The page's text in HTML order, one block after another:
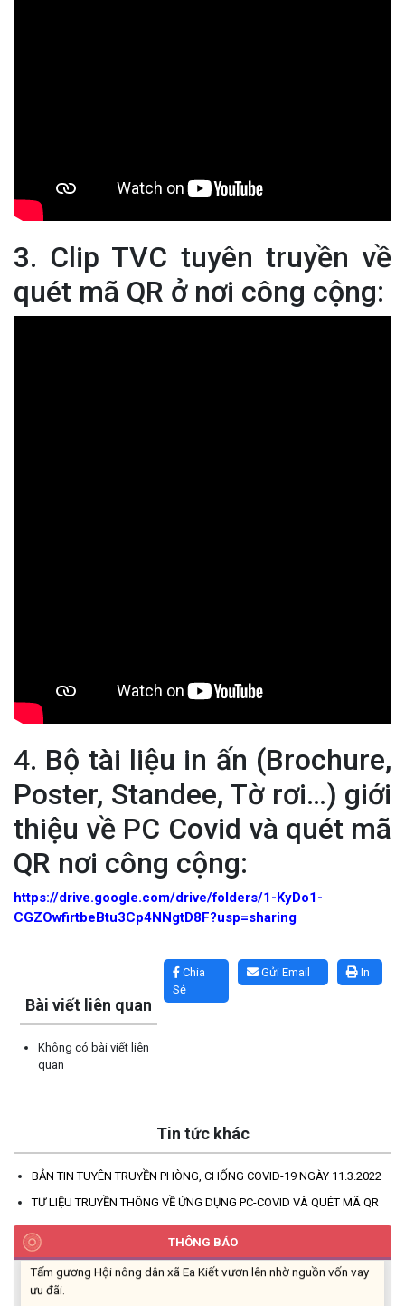
3. Clip TVC tuyên truyền về
quét mã QR ở nơi công cộng:
4. Bộ tài liệu in ấn (Brochure,
Poster, Standee, Tờ rơi…) giới
thiệu về PC Covid và quét mã
QR nơi công cộng:
https://drive.google.com/drive/folders/1-KyDo1-
CGZOwfirtbeBtu3Cp4NNgtD8F?usp=sharing
In
Gửi Email
Chia
Sẻ
Bài viết liên quan
Không có bài viết liên
quan
Tin tức khác
BẢN TIN TUYÊN TRUYỀN PHÒNG, CHỐNG COVID-19 NGÀY 11.3.2022
TƯ LIỆU TRUYỀN THÔNG VỀ ỨNG DỤNG PC-COVID VÀ QUÉT MÃ QR
THÔNG BÁO
Thông báo mời báo giá chỉnh lý hồ sơ tại Văn phòng Đảng ủy xã
(23/04/2026)
NIỀM VUI CỦA NGƯỜI DÂN ĐỐI VỚI CHƯƠNG TRÌNH TÍN DỤNG
(26/03/2026)
HIỆU QUẢ CỦA TÍN DỤNG CHÍNH SÁCH TRÊN HÀNH TRÌNH
CÙNG ĐỒNG BÀO DÂN TỘC THIỂU SỐ THOÁT NGHÈO
(22/01/2026)
Thông báo Danh sách thủ tục hành chính thuộc thẩm quyền giải
quyết của UBND xã Ea Kiết
Tấm gương Hội nông dân xã Ea Kiết vươn lên nhờ nguồn vốn vay
ưu đãi.